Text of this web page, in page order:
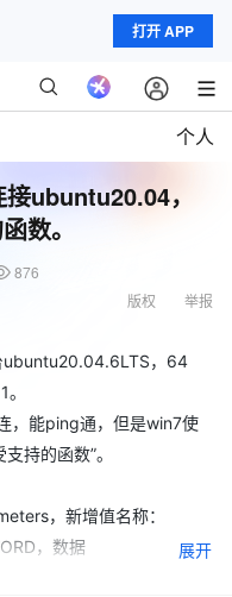
打开 APP
个人
ubuntu20.04，
数。
876
举报
版权
ubuntu20.04.6LTS，64
，能ping通，但是win7使
持的函数”。
，新增值名称：
，数据
展开